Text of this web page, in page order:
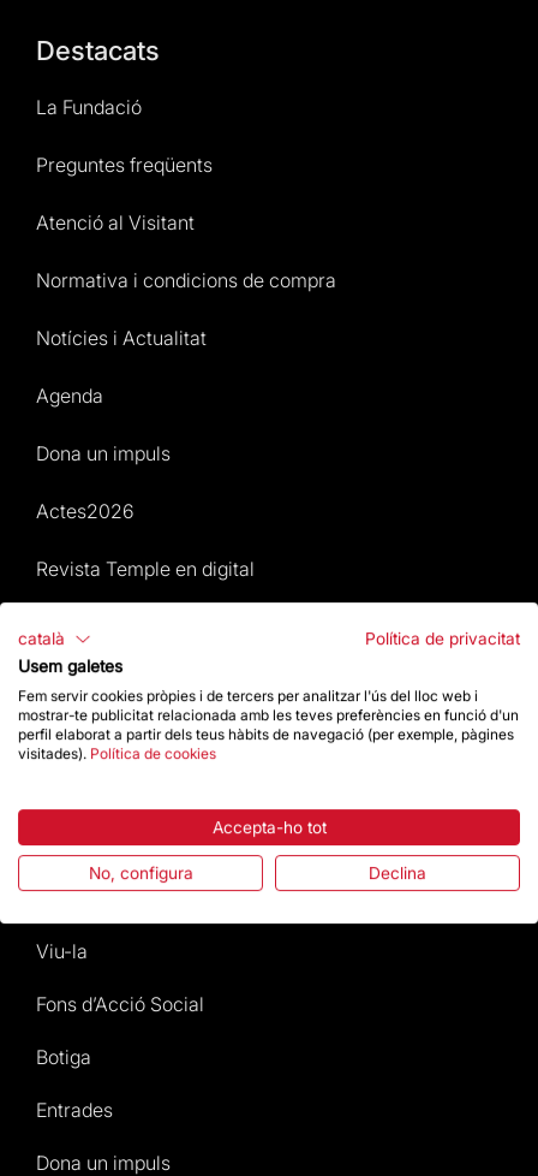
Destacats
La Fundació
Preguntes freqüents
Atenció al Visitant
Normativa i condicions de compra
Notícies i Actualitat
Agenda
Dona un impuls
Actes2026
Revista Temple en digital
Mapa Web
Actes 2026
Visita
Gaudí
La Basílica
Viu-la
Fons d’Acció Social
Botiga
Entrades
Dona un impuls
català
Política de privacitat
Usem galetes
Fem servir cookies pròpies i de tercers per analitzar l'ús del lloc web i
mostrar-te publicitat relacionada amb les teves preferències en funció d'un
perfil elaborat a partir dels teus hàbits de navegació (per exemple, pàgines
visitades). Política de cookies
Accepta-ho tot
No, configura Declina